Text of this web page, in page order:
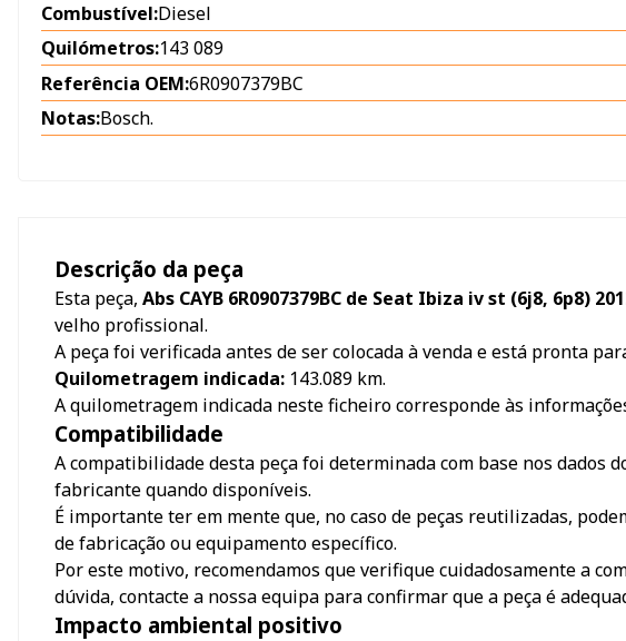
Combustível:Diesel
Quilómetros:143 089
Referência OEM:6R0907379BC
Notas:Bosch.
Descrição da peça
Esta peça, Abs CAYB 6R0907379BC de Seat Ibiza iv st (6j8, 6p8)
velho profissional.
A peça foi verificada antes de ser colocada à venda e está pronta
Quilometragem indicada: 143.089 km.
A quilometragem indicada neste ficheiro corresponde às
Compatibilidade
A compatibilidade desta peça foi determinada com base nos
fabricante quando disponíveis.
É importante ter em mente que, no caso de peças reutilizadas,
de fabricação ou equipamento específico.
Por este motivo, recomendamos que verifique cuidadosamente a
dúvida, contacte a nossa equipa para confirmar que a peça é
Impacto ambiental positivo